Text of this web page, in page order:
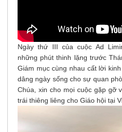
Ngày thứ III của cuộc Ad
những phút thinh lặng trước
Giám mục cùng nhau cất lời
dâng ngày sống cho sự quan
Chúa, xin cho mọi cuộc gặp gỡ
trái thiêng liêng cho Giáo hội tại